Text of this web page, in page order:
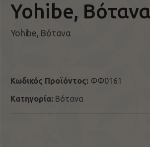
Yohibe,
Yohibe, Βότανα
Κωδικός Προϊόντος: ΦΦ0161
Κατηγορία: Βότανα